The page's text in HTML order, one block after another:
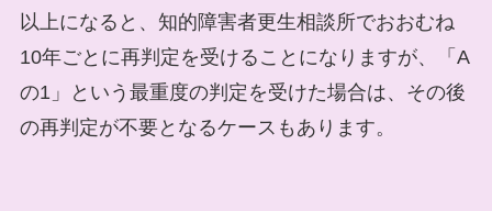
以上になると、知的障害者更生相談所でおおむね
10年ごとに再判定を受けることになりますが、「A
の1」という最重度の判定を受けた場合は、その後
の再判定が不要となるケースもあります。